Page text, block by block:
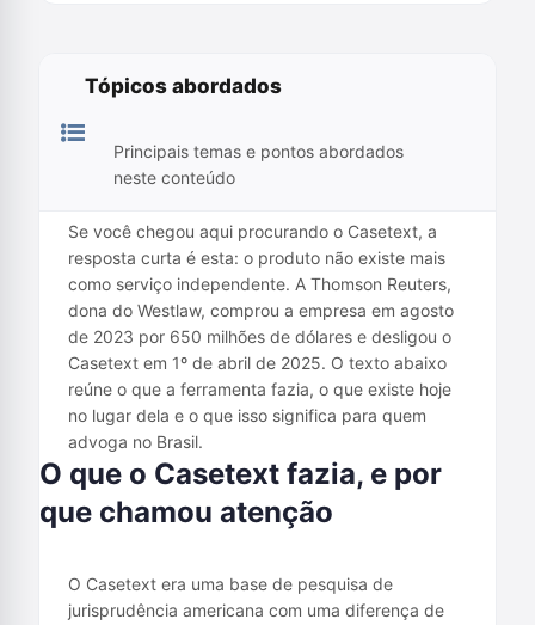
Tópicos abordados
Principais temas e pontos abordados
neste conteúdo
Se você chegou aqui procurando o Casetext, a
resposta curta é esta: o produto não existe mais
como serviço independente. A Thomson Reuters,
dona do Westlaw, comprou a empresa em agosto
de 2023 por 650 milhões de dólares e desligou o
Casetext em 1º de abril de 2025. O texto abaixo
reúne o que a ferramenta fazia, o que existe hoje
no lugar dela e o que isso significa para quem
advoga no Brasil.
O que o Casetext fazia, e por
que chamou atenção
O Casetext era uma base de pesquisa de
jurisprudência americana com uma diferença de